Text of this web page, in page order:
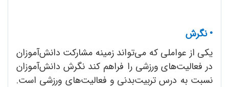
• نگرش
یکی از عواملی که می‌تواند زمینه مشارکت دانش‌آموزان
در فعالیت‌های ورزشی را فراهم کند نگرش دانش‌آموزان
نسبت به درس تربیت‌بدنی و فعالیت‌های ورزشی است.